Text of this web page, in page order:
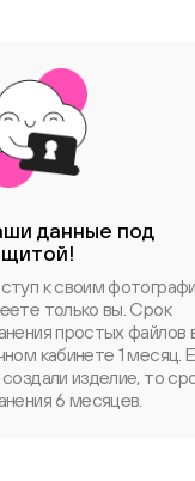
данные под
к своим
только вы. Срок
простых файлов
кабинете 1 месяц.
изделие, то
6 месяцев.